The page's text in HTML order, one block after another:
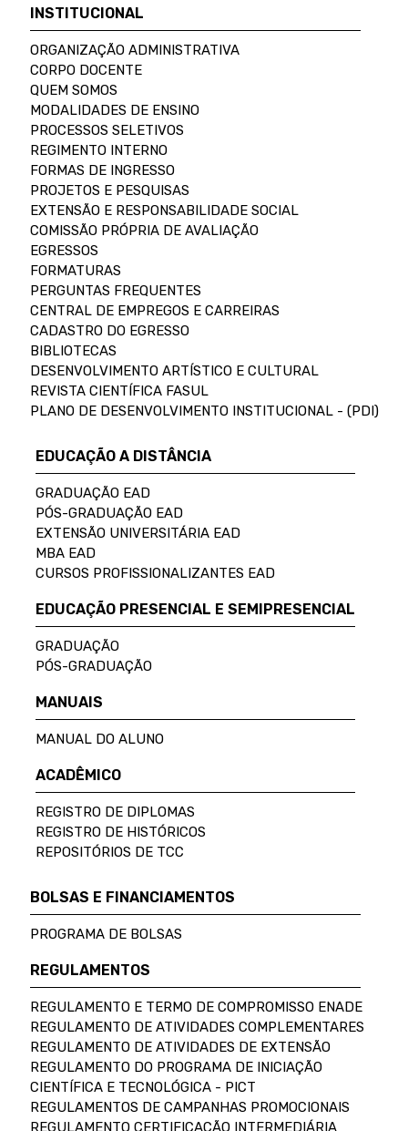
INSTITUCIONAL
ORGANIZAÇÃO ADMINISTRATIVA
CORPO DOCENTE
QUEM SOMOS
MODALIDADES DE ENSINO
PROCESSOS SELETIVOS
REGIMENTO INTERNO
FORMAS DE INGRESSO
PROJETOS E PESQUISAS
EXTENSÃO E RESPONSABILIDADE SOCIAL
COMISSÃO PRÓPRIA DE AVALIAÇÃO
EGRESSOS
FORMATURAS
PERGUNTAS FREQUENTES
CENTRAL DE EMPREGOS E CARREIRAS
CADASTRO DO EGRESSO
BIBLIOTECAS
DESENVOLVIMENTO ARTÍSTICO E CULTURAL
REVISTA CIENTÍFICA FASUL
PLANO DE DESENVOLVIMENTO INSTITUCIONAL - (PDI)
EDUCAÇÃO A DISTÂNCIA
GRADUAÇÃO EAD
PÓS-GRADUAÇÃO EAD
EXTENSÃO UNIVERSITÁRIA EAD
MBA EAD
CURSOS PROFISSIONALIZANTES EAD
EDUCAÇÃO PRESENCIAL E SEMIPRESENCIAL
GRADUAÇÃO
PÓS-GRADUAÇÃO
MANUAIS
MANUAL DO ALUNO
ACADÊMICO
REGISTRO DE DIPLOMAS
REGISTRO DE HISTÓRICOS
REPOSITÓRIOS DE TCC
BOLSAS E FINANCIAMENTOS
PROGRAMA DE BOLSAS
REGULAMENTOS
REGULAMENTO E TERMO DE COMPROMISSO ENADE
REGULAMENTO DE ATIVIDADES COMPLEMENTARES
REGULAMENTO DE ATIVIDADES DE EXTENSÃO
REGULAMENTO DO PROGRAMA DE INICIAÇÃO
CIENTÍFICA E TECNOLÓGICA - PICT
REGULAMENTOS DE CAMPANHAS PROMOCIONAIS
REGULAMENTO CERTIFICAÇÃO INTERMEDIÁRIA